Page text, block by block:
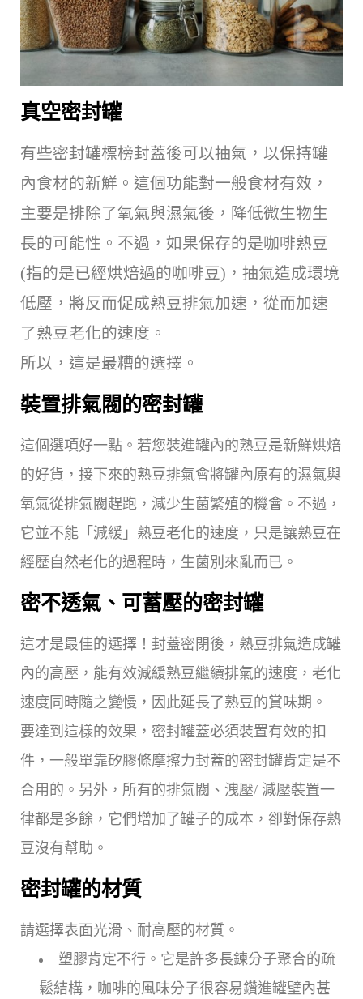
真空密封罐
有些密封罐標榜封蓋後可以抽氣，以保持罐
內食材的新鮮。這個功能對一般食材有效，
主要是排除了氧氣與濕氣後，降低微生物生
長的可能性。不過，如果保存的是咖啡熟豆
(指的是已經烘焙過的咖啡豆)，抽氣造成環境
低壓，將反而促成熟豆排氣加速，從而加速
了熟豆老化的速度。
所以，這是最糟的選擇。
裝置排氣閥的密封罐
這個選項好一點。若您裝進罐內的熟豆是新鮮烘焙
的好貨，接下來的熟豆排氣會將罐內原有的濕氣與
氧氣從排氣閥趕跑，減少生菌繁殖的機會。不過，
它並不能「減緩」熟豆老化的速度，只是讓熟豆在
經歷自然老化的過程時，生菌別來亂而已。
密不透氣、可蓄壓的密封罐
這才是最佳的選擇！封蓋密閉後，熟豆排氣造成罐
內的高壓，能有效減緩熟豆繼續排氣的速度，老化
速度同時隨之變慢，因此延長了熟豆的賞味期。
要達到這樣的效果，密封罐蓋必須裝置有效的扣
件，一般單靠矽膠條摩擦力封蓋的密封罐肯定是不
合用的。另外，所有的排氣閥、洩壓/ 減壓裝置一
律都是多餘，它們增加了罐子的成本，卻對保存熟
豆沒有幫助。
密封罐的材質
請選擇表面光滑、耐高壓的材質。
塑膠肯定不行。它是許多長鍊分子聚合的疏
鬆結構，咖啡的風味分子很容易鑽進罐壁內甚